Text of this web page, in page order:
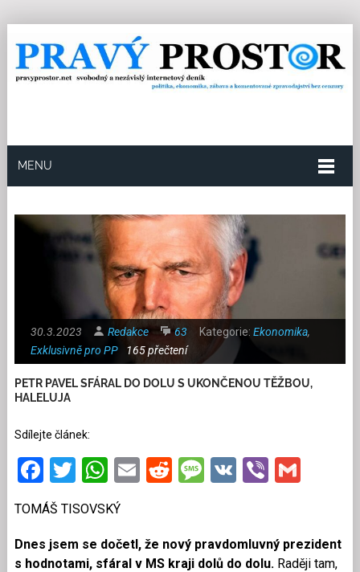
MENU
30.3.2023 Redakce 63 Kategorie: Ekonomika,
Exklusivně pro PP
165 přečtení
PETR PAVEL SFÁRAL DO DOLU S UKONČENOU TĚŽBOU,
HALELUJA
Sdílejte článek:
Facebook
Twitter
WhatsApp
EmailRedditMessage
VKViber
TOMÁŠ TISOVSKÝ
Dnes jsem se dočetl, že nový pravdomluvný prezident
s hodnotami, sfáral v MS kraji dolů do dolu. Raději tam,